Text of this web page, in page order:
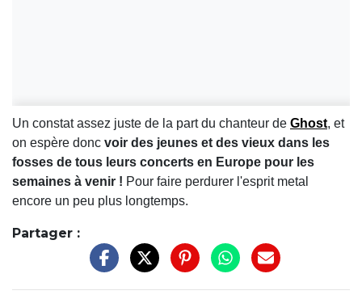
Un constat assez juste de la part du chanteur de Ghost, et
on espère donc voir des jeunes et des vieux dans les
fosses de tous leurs concerts en Europe pour les
semaines à venir ! Pour faire perdurer l'esprit metal
encore un peu plus longtemps.
Partager :